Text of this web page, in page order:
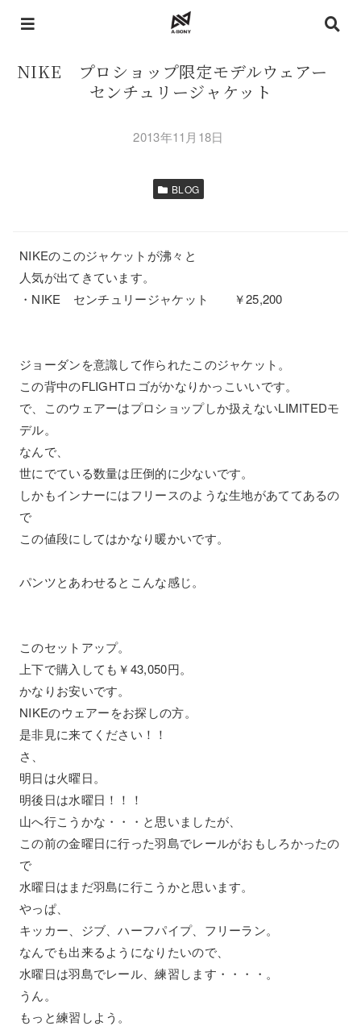
NIKE プロショップ限定モデルウェアー
センチュリージャケット
2013年11月18日
BLOG
NIKEのこのジャケットが沸々と
人気が出てきています。
・NIKE センチュリージャケット ￥25,200
ジョーダンを意識して作られたこのジャケット。
この背中のFLIGHTロゴがかなりかっこいいです。
で、このウェアーはプロショップしか扱えないLIMITEDモ
デル。
なんで、
世にでている数量は圧倒的に少ないです。
しかもインナーにはフリースのような生地があててあるの
で
この値段にしてはかなり暖かいです。
パンツとあわせるとこんな感じ。
このセットアップ。
上下で購入しても￥43,050円。
かなりお安いです。
NIKEのウェアーをお探しの方。
是非見に来てください！！
さ、
明日は火曜日。
明後日は水曜日！！！
山へ行こうかな・・・と思いましたが、
この前の金曜日に行った羽島でレールがおもしろかったの
で
水曜日はまだ羽島に行こうかと思います。
やっぱ、
キッカー、ジブ、ハーフパイプ、フリーラン。
なんでも出来るようになりたいので、
水曜日は羽島でレール、練習します・・・・。
うん。
もっと練習しよう。